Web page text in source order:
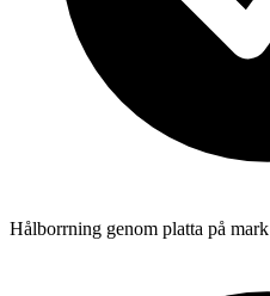
Hålborrning genom platta på mark